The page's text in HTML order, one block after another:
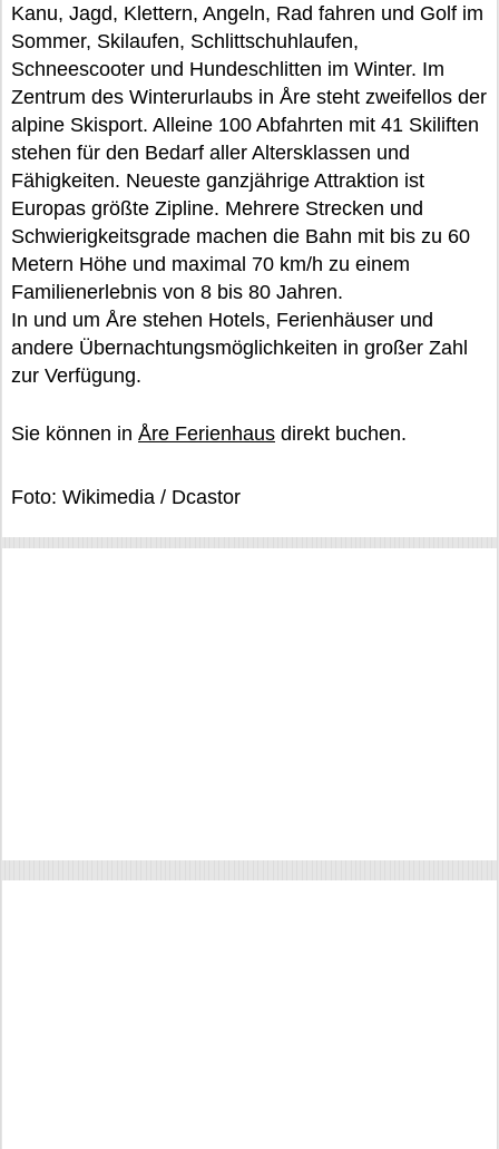
Kanu, Jagd, Klettern, Angeln, Rad fahren und Golf im
Sommer, Skilaufen, Schlittschuhlaufen,
Schneescooter und Hundeschlitten im Winter. Im
Zentrum des Winterurlaubs in Åre steht zweifellos der
alpine Skisport. Alleine 100 Abfahrten mit 41 Skiliften
stehen für den Bedarf aller Altersklassen und
Fähigkeiten. Neueste ganzjährige Attraktion ist
Europas größte Zipline. Mehrere Strecken und
Schwierigkeitsgrade machen die Bahn mit bis zu 60
Metern Höhe und maximal 70 km/h zu einem
Familienerlebnis von 8 bis 80 Jahren.
In und um Åre stehen Hotels, Ferienhäuser und
andere Übernachtungsmöglichkeiten in großer Zahl
zur Verfügung.
Sie können in Åre Ferienhaus direkt buchen.
Foto: Wikimedia / Dcastor